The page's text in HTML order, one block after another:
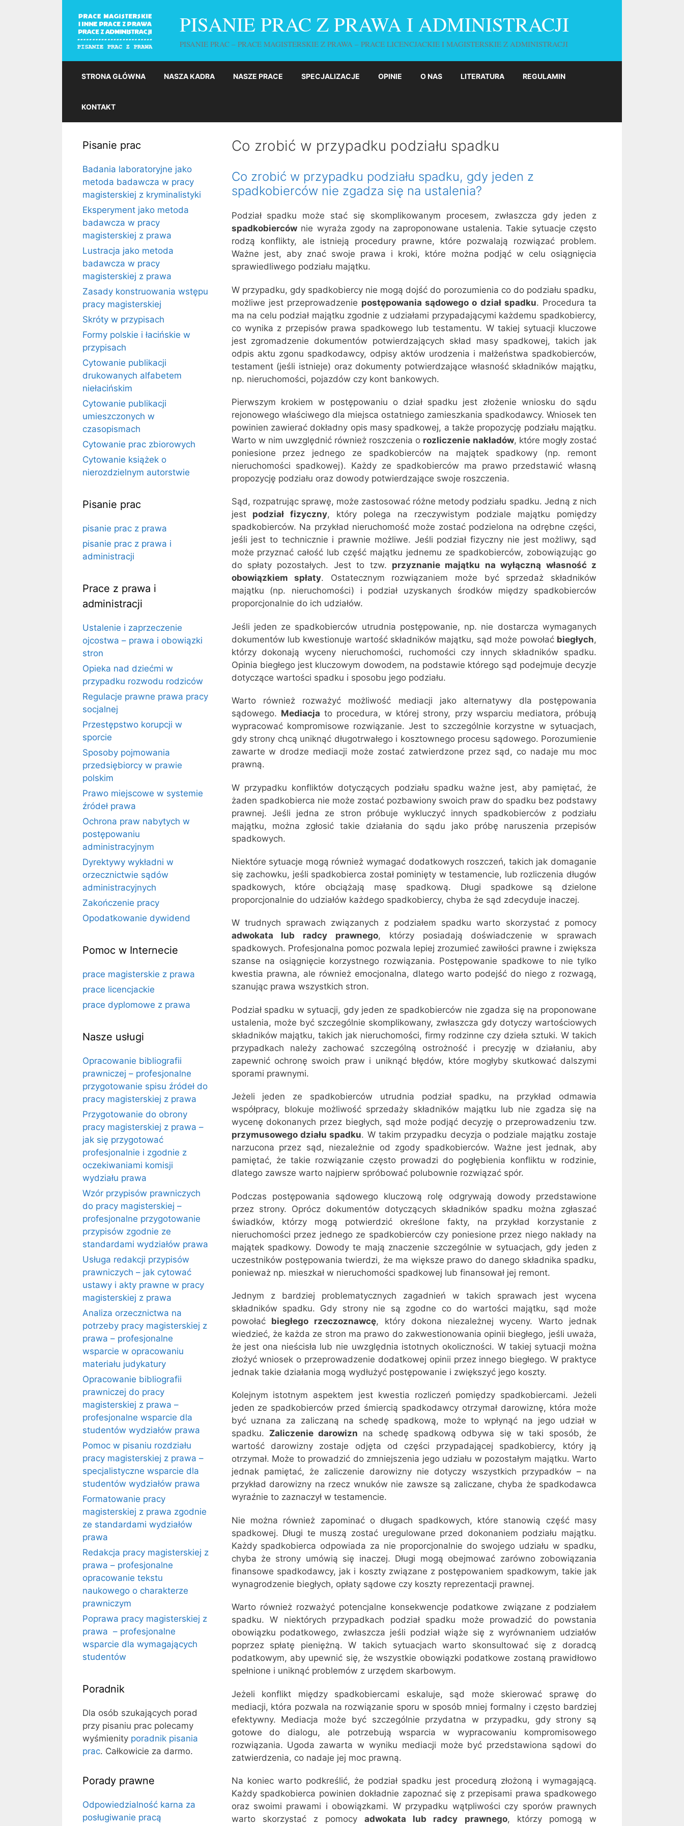
PISANIE PRAC Z PRAWA I ADMINISTRACJI
PISANIE PRAC – PRACE MAGISTERSKIE Z PRAWA – PRACE LICENCJACKIE I MAGISTERSKIE Z ADMINISTRACJI
STRONA GŁÓWNA NASZA KADRA NASZE PRACE SPECJALIZACJE OPINIE O NAS LITERATURA REGULAMIN
KONTAKT
Co zrobić w przypadku podziału spadku
Co zrobić w przypadku podziału spadku, gdy jeden z
spadkobierców nie zgadza się na ustalenia?
Podział spadku może stać się skomplikowanym procesem, zwłaszcza gdy jeden z
spadkobiercównie wyraża zgody na zaproponowane ustalenia. Takie sytuacje często
rodzą konflikty, ale istnieją procedury prawne, które pozwalają rozwiązać problem.
Ważne jest, aby znać swoje prawa i kroki, które można podjąć w celu osiągnięcia
sprawiedliwego podziału majątku.
W przypadku, gdy spadkobiercy nie mogą dojść do porozumienia co do podziału spadku,
możliwe jest przeprowadzenie postępowania sądowego o dział spadku. Procedura ta
ma na celu podział majątku zgodnie z udziałami przypadającymi każdemu spadkobiercy,
co wynika z przepisów prawa spadkowego lub testamentu. W takiej sytuacji kluczowe
jest zgromadzenie dokumentów potwierdzających skład masy spadkowej, takich jak
odpis aktu zgonu spadkodawcy, odpisy aktów urodzenia i małżeństwa spadkobierców,
testament (jeśli istnieje) oraz dokumenty potwierdzające własność składników majątku,
np. nieruchomości, pojazdów czy kont bankowych.
Pierwszym krokiem w postępowaniu o dział spadku jest złożenie wniosku do sądu
rejonowego właściwego dla miejsca ostatniego zamieszkania spadkodawcy. Wniosek ten
powinien zawierać dokładny opis masy spadkowej, a także propozycję podziału majątku.
Warto w nim uwzględnić również roszczenia o rozliczenie nakładów, które mogły zostać
poniesione przez jednego ze spadkobierców na majątek spadkowy (np. remont
nieruchomości spadkowej). Każdy ze spadkobierców ma prawo przedstawić własną
propozycję podziału oraz dowody potwierdzające swoje roszczenia.
Sąd, rozpatrując sprawę, może zastosować różne metody podziału spadku. Jedną z nich
jest podział fizyczny, który polega na rzeczywistym podziale majątku pomiędzy
spadkobierców. Na przykład nieruchomość może zostać podzielona na odrębne części,
jeśli jest to technicznie i prawnie możliwe. Jeśli podział fizyczny nie jest możliwy, sąd
może przyznać całość lub część majątku jednemu ze spadkobierców, zobowiązując go
do spłaty pozostałych. Jest to tzw. przyznanie majątku na wyłączną własność z
obowiązkiem spłaty. Ostatecznym rozwiązaniem może być sprzedaż składników
majątku (np. nieruchomości) i podział uzyskanych środków między spadkobierców
proporcjonalnie do ich udziałów.
Jeśli jeden ze spadkobierców utrudnia postępowanie, np. nie dostarcza wymaganych
dokumentów lub kwestionuje wartość składników majątku, sąd może powołać biegłych,
którzy dokonają wyceny nieruchomości, ruchomości czy innych składników spadku.
Opinia biegłego jest kluczowym dowodem, na podstawie którego sąd podejmuje decyzje
dotyczące wartości spadku i sposobu jego podziału.
Warto również rozważyć możliwość mediacji jako alternatywy dla postępowania
sądowego. Mediacja to procedura, w której strony, przy wsparciu mediatora, próbują
wypracować kompromisowe rozwiązanie. Jest to szczególnie korzystne w sytuacjach,
gdy strony chcą uniknąć długotrwałego i kosztownego procesu sądowego. Porozumienie
zawarte w drodze mediacji może zostać zatwierdzone przez sąd, co nadaje mu moc
prawną.
W przypadku konfliktów dotyczących podziału spadku ważne jest, aby pamiętać, że
żaden spadkobierca nie może zostać pozbawiony swoich praw do spadku bez podstawy
prawnej. Jeśli jedna ze stron próbuje wykluczyć innych spadkobierców z podziału
majątku, można zgłosić takie działania do sądu jako próbę naruszenia przepisów
spadkowych.
Niektóre sytuacje mogą również wymagać dodatkowych roszczeń, takich jak domaganie
się zachowku, jeśli spadkobierca został pominięty w testamencie, lub rozliczenia długów
spadkowych, które obciążają masę spadkową. Długi spadkowe są dzielone
proporcjonalnie do udziałów każdego spadkobiercy, chyba że sąd zdecyduje inaczej.
W trudnych sprawach związanych z podziałem spadku warto skorzystać z pomocy
adwokata lub radcy prawnego, którzy posiadają doświadczenie w sprawach
spadkowych. Profesjonalna pomoc pozwala lepiej zrozumieć zawiłości prawne i zwiększa
szanse na osiągnięcie korzystnego rozwiązania. Postępowanie spadkowe to nie tylko
kwestia prawna, ale również emocjonalna, dlatego warto podejść do niego z rozwagą,
szanując prawa wszystkich stron.
Podział spadku w sytuacji, gdy jeden ze spadkobierców nie zgadza się na proponowane
ustalenia, może być szczególnie skomplikowany, zwłaszcza gdy dotyczy wartościowych
składników majątku, takich jak nieruchomości, firmy rodzinne czy dzieła sztuki. W takich
przypadkach należy zachować szczególną ostrożność i precyzję w działaniu, aby
zapewnić ochronę swoich praw i uniknąć błędów, które mogłyby skutkować dalszymi
sporami prawnymi.
Jeżeli jeden ze spadkobierców utrudnia podział spadku, na przykład odmawia
współpracy, blokuje możliwość sprzedaży składników majątku lub nie zgadza się na
wycenę dokonanych przez biegłych, sąd może podjąć decyzję o przeprowadzeniu tzw.
przymusowego działu spadku. W takim przypadku decyzja o podziale majątku zostaje
narzucona przez sąd, niezależnie od zgody spadkobierców. Ważne jest jednak, aby
pamiętać, że takie rozwiązanie często prowadzi do pogłębienia konfliktu w rodzinie,
dlatego zawsze warto najpierw spróbować polubownie rozwiązać spór.
Podczas postępowania sądowego kluczową rolę odgrywają dowody przedstawione
przez strony. Oprócz dokumentów dotyczących składników spadku można zgłaszać
świadków, którzy mogą potwierdzić określone fakty, na przykład korzystanie z
nieruchomości przez jednego ze spadkobierców czy poniesione przez niego nakłady na
majątek spadkowy. Dowody te mają znaczenie szczególnie w sytuacjach, gdy jeden z
uczestników postępowania twierdzi, że ma większe prawo do danego składnika spadku,
ponieważ np. mieszkał w nieruchomości spadkowej lub finansował jej remont.
Jednym z bardziej problematycznych zagadnień w takich sprawach jest wycena
składników spadku. Gdy strony nie są zgodne co do wartości majątku, sąd może
powołać biegłego rzeczoznawcę, który dokona niezależnej wyceny. Warto jednak
wiedzieć, że każda ze stron ma prawo do zakwestionowania opinii biegłego, jeśli uważa,
że jest ona nieścisła lub nie uwzględnia istotnych okoliczności. W takiej sytuacji można
złożyć wniosek o przeprowadzenie dodatkowej opinii przez innego biegłego. W praktyce
jednak takie działania mogą wydłużyć postępowanie i zwiększyć jego koszty.
Kolejnym istotnym aspektem jest kwestia rozliczeń pomiędzy spadkobiercami. Jeżeli
jeden ze spadkobierców przed śmiercią spadkodawcy otrzymał darowiznę, która może
być uznana za zaliczaną na schedę spadkową, może to wpłynąć na jego udział w
spadku. Zaliczenie darowizn na schedę spadkową odbywa się w taki sposób, że
wartość darowizny zostaje odjęta od części przypadającej spadkobiercy, który ją
otrzymał. Może to prowadzić do zmniejszenia jego udziału w pozostałym majątku. Warto
jednak pamiętać, że zaliczenie darowizny nie dotyczy wszystkich przypadków – na
przykład darowizny na rzecz wnuków nie zawsze są zaliczane, chyba że spadkodawca
wyraźnie to zaznaczył w testamencie.
Nie można również zapominać o długach spadkowych, które stanowią część masy
spadkowej. Długi te muszą zostać uregulowane przed dokonaniem podziału majątku.
Każdy spadkobierca odpowiada za nie proporcjonalnie do swojego udziału w spadku,
chyba że strony umówią się inaczej. Długi mogą obejmować zarówno zobowiązania
finansowe spadkodawcy, jak i koszty związane z postępowaniem spadkowym, takie jak
wynagrodzenie biegłych, opłaty sądowe czy koszty reprezentacji prawnej.
Warto również rozważyć potencjalne konsekwencje podatkowe związane z podziałem
spadku. W niektórych przypadkach podział spadku może prowadzić do powstania
obowiązku podatkowego, zwłaszcza jeśli podział wiąże się z wyrównaniem udziałów
poprzez spłatę pieniężną. W takich sytuacjach warto skonsultować się z doradcą
podatkowym, aby upewnić się, że wszystkie obowiązki podatkowe zostaną prawidłowo
spełnione i uniknąć problemów z urzędem skarbowym.
Jeżeli konflikt między spadkobiercami eskaluje, sąd może skierować sprawę do
mediacji, która pozwala na rozwiązanie sporu w sposób mniej formalny i często bardziej
efektywny. Mediacja może być szczególnie przydatna w przypadku, gdy strony są
gotowe do dialogu, ale potrzebują wsparcia w wypracowaniu kompromisowego
rozwiązania. Ugoda zawarta w wyniku mediacji może być przedstawiona sądowi do
zatwierdzenia, co nadaje jej moc prawną.
Na koniec warto podkreślić, że podział spadku jest procedurą złożoną i wymagającą.
Każdy spadkobierca powinien dokładnie zapoznać się z przepisami prawa spadkowego
oraz swoimi prawami i obowiązkami. W przypadku wątpliwości czy sporów prawnych
warto skorzystać z pomocyadwokata lub radcy prawnego, którzy pomogą w
Pisanie prac
Badania laboratoryjne jako
metoda badawcza w pracy
magisterskiej z kryminalistyki
Eksperyment jako metoda
badawcza w pracy
magisterskiej z prawa
Lustracja jako metoda
badawcza w pracy
magisterskiej z prawa
Zasady konstruowania wstępu
pracy magisterskiej
Skróty w przypisach
Formy polskie i łacińskie w
przypisach
Cytowanie publikacji
drukowanych alfabetem
niełacińskim
Cytowanie publikacji
umieszczonych w
czasopismach
Cytowanie prac zbiorowych
Cytowanie książek o
nierozdzielnym autorstwie
Pisanie prac
pisanie prac z prawa
pisanie prac z prawa i
administracji
Prace z prawa i
administracji
Ustalenie i zaprzeczenie
ojcostwa – prawa i obowiązki
stron
Opieka nad dziećmi w
przypadku rozwodu rodziców
Regulacje prawne prawa pracy
socjalnej
Przestępstwo korupcji w
sporcie
Sposoby pojmowania
przedsiębiorcy w prawie
polskim
Prawo miejscowe w systemie
źródeł prawa
Ochrona praw nabytych w
postępowaniu
administracyjnym
Dyrektywy wykładni w
orzecznictwie sądów
administracyjnych
Zakończenie pracy
Opodatkowanie dywidend
Pomoc w Internecie
prace magisterskie z prawa
prace licencjackie
prace dyplomowe z prawa
Nasze usługi
Opracowanie bibliografii
prawniczej – profesjonalne
przygotowanie spisu źródeł do
pracy magisterskiej z prawa
Przygotowanie do obrony
pracy magisterskiej z prawa –
jak się przygotować
profesjonalnie i zgodnie z
oczekiwaniami komisji
wydziału prawa
Wzór przypisów prawniczych
do pracy magisterskiej –
profesjonalne przygotowanie
przypisów zgodnie ze
standardami wydziałów prawa
Usługa redakcji przypisów
prawniczych – jak cytować
ustawy i akty prawne w pracy
magisterskiej z prawa
Analiza orzecznictwa na
potrzeby pracy magisterskiej z
prawa – profesjonalne
wsparcie w opracowaniu
materiału judykatury
Opracowanie bibliografii
prawniczej do pracy
magisterskiej z prawa –
profesjonalne wsparcie dla
studentów wydziałów prawa
Pomoc w pisaniu rozdziału
pracy magisterskiej z prawa –
specjalistyczne wsparcie dla
studentów wydziałów prawa
Formatowanie pracy
magisterskiej z prawa zgodnie
ze standardami wydziałów
prawa
Redakcja pracy magisterskiej z
prawa – profesjonalne
opracowanie tekstu
naukowego o charakterze
prawniczym
Poprawa pracy magisterskiej z
prawa – profesjonalne
wsparcie dla wymagających
studentów
Poradnik
Dla osób szukających porad
przy pisaniu prac polecamy
wyśmienity poradnik pisania
prac. Całkowicie za darmo.
Porady prawne
Odpowiedzialność karna za
posługiwanie pracą